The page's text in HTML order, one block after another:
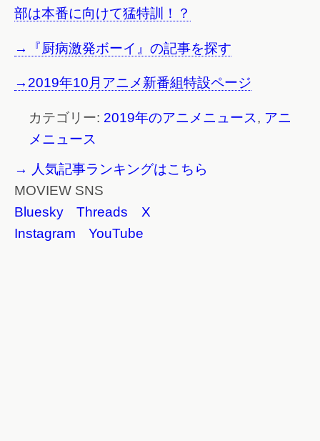
部は本番に向けて猛特訓！？
→『厨病激発ボーイ』の記事を探す
→2019年10月アニメ新番組特設ページ
カテゴリー: 2019年のアニメニュース, アニ
メニュース
→ 人気記事ランキングはこちら
MOVIEW SNS
Bluesky
Threads
X
Instagram
YouTube